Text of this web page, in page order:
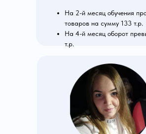
На 2-й месяц обучения
товаров на сумму 133 т.р.
На 4-й месяц оборот
т.р.